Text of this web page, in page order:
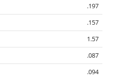
.197
.157
1.57
.087
.094